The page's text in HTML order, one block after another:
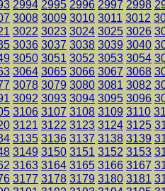
2994 2995 2996 2997 2998
3008 3009 3010 3011 3012
3022 3023 3024 3025 3026
3036 3037 3038 3039 3040
3050 3051 3052 3053 3054
3064 3065 3066 3067 3068
3078 3079 3080 3081 3082
3092 3093 3094 3095 3096
3106 3107 3108 3109 3110
3121 3122 3123 3124 3125
3135 3136 3137 3138 3139
3149 3150 3151 3152 3153
3163 3164 3165 3166 3167
3177 3178 3179 3180 3181